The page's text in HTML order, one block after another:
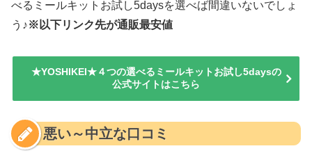
べるミールキットお試し5daysを選べば間違いないでしょ
う♪※以下リンク先が通販最安値
★YOSHIKEI★４つの選べるミールキットお試し5daysの
公式サイトはこちら
悪い～中立な口コミ